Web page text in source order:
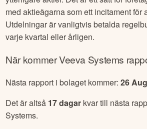
med aktieägarna som ett incitament för
Utdelningar är vanligtvis betalda
varje kvartal eller årligen.
När kommerVeeva Systems
Nästa rapport i bolaget kommer:26 Aug
Det är altså 17dagar kvar till nästa
Systems.